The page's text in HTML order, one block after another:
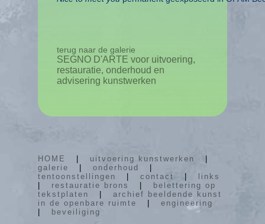
terug naar de galerie
SEGNO D'ARTE voor uitvoering,
restauratie, onderhoud en
advisering kunstwerken
HOME uitvoering kunstwerken
galerie
onderhoud
tentoonstellingen
contact
links
restauratie brons
belettering op
tekstplaten
archief beeldende kunst
in de openbare ruimte
engineering
beveiliging